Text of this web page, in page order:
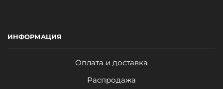
ИНФОРМАЦИЯ
Оплата и доставка
Распродажа